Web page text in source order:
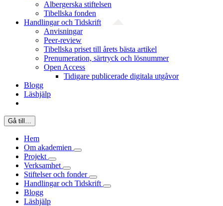
Albergerska stiftelsen
Tibellska fonden
Handlingar och Tidskrift
Anvisningar
Peer-review
Tibellska priset till årets bästa artikel
Prenumeration, särtryck och lösnummer
Open Access
Tidigare publicerade digitala utgåvor
Blogg
Läshjälp
Gå till…
Hem
Om akademien
Projekt
Verksamhet
Stiftelser och fonder
Handlingar och Tidskrift
Blogg
Läshjälp